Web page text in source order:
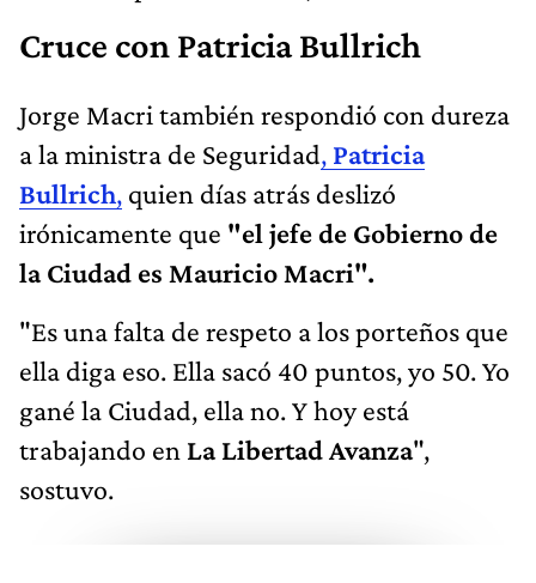
Cruce con Patricia Bullrich
Jorge Macri también respondió con dureza
a la ministra de Seguridad, Patricia
Bullrich, quien días atrás deslizó
irónicamente que "el jefe de Gobierno de
la Ciudad es Mauricio Macri".
"Es una falta de respeto a los porteños que
ella diga eso. Ella sacó 40 puntos, yo 50. Yo
gané la Ciudad, ella no. Y hoy está
trabajando en La Libertad Avanza",
sostuvo.